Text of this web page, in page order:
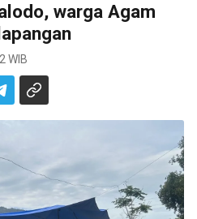
warga Agam
WIB